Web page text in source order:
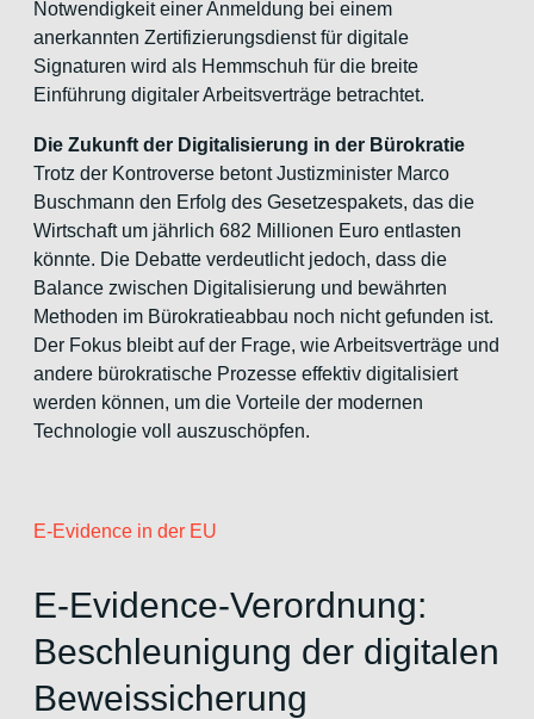
Notwendigkeit einer Anmeldung bei einem
anerkannten Zertifizierungsdienst für digitale
Signaturen wird als Hemmschuh für die breite
Einführung digitaler Arbeitsverträge betrachtet.
Die Zukunft der Digitalisierung in der Bürokratie
Trotz der Kontroverse betont Justizminister Marco
Buschmann den Erfolg des Gesetzespakets, das die
Wirtschaft um jährlich 682 Millionen Euro entlasten
könnte. Die Debatte verdeutlicht jedoch, dass die
Balance zwischen Digitalisierung und bewährten
Methoden im Bürokratieabbau noch nicht gefunden ist.
Der Fokus bleibt auf der Frage, wie Arbeitsverträge und
andere bürokratische Prozesse effektiv digitalisiert
werden können, um die Vorteile der modernen
Technologie voll auszuschöpfen.
E-Evidence in der EU
E-Evidence-Verordnung:
Beschleunigung der digitalen
Beweissicherung